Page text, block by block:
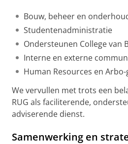
Bouw, beheer en
Studentenadministratie
Ondersteunen College van
Interne en externe
Human Resources en
We vervullen met trots een
RUG als faciliterende,
adviserende dienst.
Samenwerking en